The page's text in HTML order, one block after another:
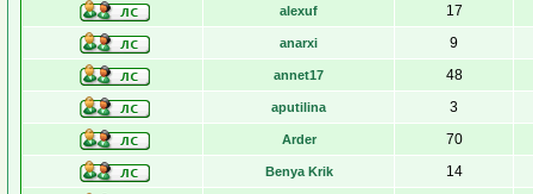
alexuf 17
anarxi 9
annet17 48
aputilina 3
Arder 70
Benya Krik 14